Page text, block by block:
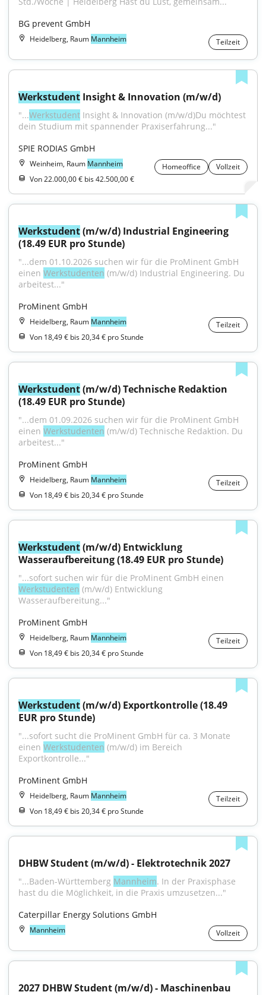
BG prevent GmbH
Heidelberg, Raum Mannheim Teilzeit
Werkstudent Insight & Innovation (m/w/d)
"...Werkstudent Insight & Innovation (m/w/d)Du möchtest
dein Studium mit spannender Praxiserfahrung..."
SPIE RODIAS GmbH
Weinheim, Raum Mannheim Homeoffice
Vollzeit
Von 22.000,00 € bis 42.500,00 €
Werkstudent (m/w/d) Industrial Engineering
(18.49 EUR pro Stunde)
"...dem 01.10.2026 suchen wir für die ProMinent GmbH
einen Werkstudenten (m/w/d) Industrial Engineering. Du
arbeitest..."
ProMinent GmbH
Heidelberg, Raum Mannheim
Teilzeit
Von 18,49 € bis 20,34 € pro Stunde
Werkstudent (m/w/d) Technische Redaktion
(18.49 EUR pro Stunde)
"...dem 01.09.2026 suchen wir für die ProMinent GmbH
einen Werkstudenten (m/w/d) Technische Redaktion. Du
arbeitest..."
ProMinent GmbH
Heidelberg, Raum Mannheim
Teilzeit
Von 18,49 € bis 20,34 € pro Stunde
Werkstudent (m/w/d) Entwicklung
Wasseraufbereitung (18.49 EUR pro Stunde)
Werkstudenten (m/w/d) Entwicklung
Wasseraufbereitung..."
ProMinent GmbH
Heidelberg, Raum Mannheim
Teilzeit
Von 18,49 € bis 20,34 € pro Stunde
Werkstudent (m/w/d) Exportkontrolle (18.49
EUR pro Stunde)
"...sofort sucht die ProMinent GmbH für ca. 3 Monate
einen Werkstudenten (m/w/d) im Bereich
Exportkontrolle..."
ProMinent GmbH
Heidelberg, Raum Mannheim
Teilzeit
Von 18,49 € bis 20,34 € pro Stunde
DHBW Student (m/w/d) - Elektrotechnik 2027
"...Baden-Württemberg Mannheim. In der Praxisphase
hast du die Möglichkeit, in die Praxis umzusetzen..."
Caterpillar Energy Solutions GmbH
Mannheim Vollzeit
2027 DHBW Student (m/w/d) - Maschinenbau